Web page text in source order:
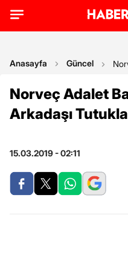
Anasayfa Güncel
Norveç Adalet
Arkadaşı
15.03.2019 - 02:11